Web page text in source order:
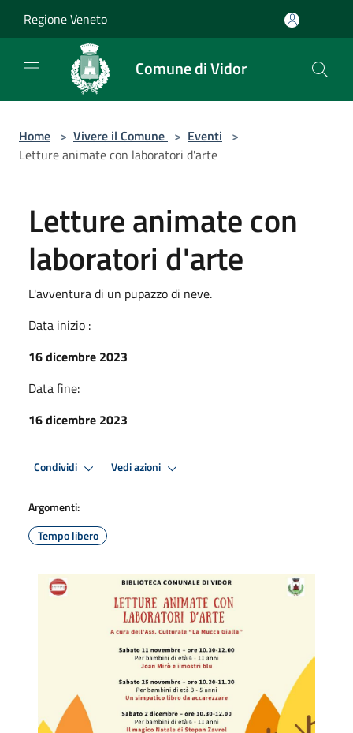
Regione Veneto
Comune di Vidor
Home > Vivere il Comune > Eventi >
Letture animate con laboratori d'arte
Letture animate con
laboratori d'arte
L'avventura di un pupazzo di neve.
Data inizio :
16 dicembre 2023
Data fine:
16 dicembre 2023
Condividi Vedi azioni
Argomenti:
Tempo libero